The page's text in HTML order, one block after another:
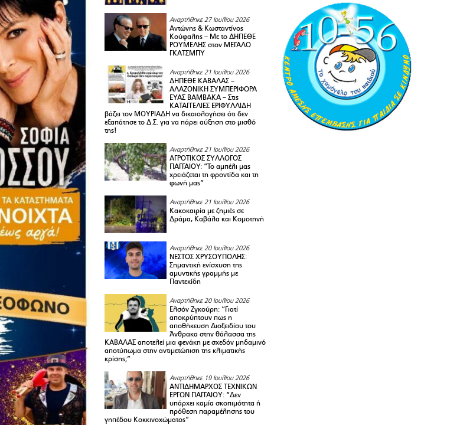
Αναρτήθηκε 27 Ιουλίου 2026
Αντώνης & Κωσταντίνος
Κούφαλης – Με το ΔΗΠΕΘΕ
ΡΟΥΜΕΛΗΣ στον ΜΕΓΑΛΟ
ΓΚΑΤΣΜΠΥ
Αναρτήθηκε 21 Ιουλίου 2026
ΔΗΠΕΘΕ ΚΑΒΑΛΑΣ –
ΑΛΑΖΟΝΙΚΗ ΣΥΜΠΕΡΙΦΟΡΑ
ΕΥΑΣ ΒΑΜΒΑΚΑ – Στις
ΚΑΤΑΓΓΕΛΙΕΣ ΕΡΙΦΥΛΛΙΔΗ
βάζει τον ΜΟΥΡΙΑΔΗ να δικαιολογήσει ότι δεν
εξαπάτησε το Δ.Σ. για να πάρει αύξηση στο μισθό
της!
Αναρτήθηκε 21 Ιουλίου 2026
ΑΓΡΟΤΙΚΟΣ ΣΥΛΛΟΓΟΣ
ΠΑΓΓΑΙΟY: “Το αμπέλι μας
χρειάζεται τη φροντίδα και τη
φωνή μας”
Αναρτήθηκε 21 Ιουλίου 2026
Κακοκαιρία με ζημιές σε
Δράμα, Καβάλα και Κομοτηνή
Αναρτήθηκε 20 Ιουλίου 2026
ΝΕΣΤΟΣ ΧΡΥΣΟΥΠΟΛΗΣ:
Σημαντική ενίσχυση της
αμυντικής γραμμής με
Παντεκίδη
Αναρτήθηκε 20 Ιουλίου 2026
Ελσόν Ζγκούρη: “Γιατί
αποκρύπτουν πως η
αποθήκευση Διοξειδίου του
Άνθρακα στην θάλασσα της
ΚΑΒΑΛΑΣ αποτελεί μια φενάκη με σχεδόν μηδαμινό
αποτύπωμα στην αντιμετώπιση της κλιματικής
κρίσης;”
Αναρτήθηκε 19 Ιουλίου 2026
ΑΝΤΙΔΗΜΑΡΧΟΣ ΤΕΧΝΙΚΩΝ
ΕΡΓΩΝ ΠΑΓΓΑΙΟΥ: “Δεν
υπάρχει καμία σκοπιμότητα ή
πρόθεση παραμέλησης του
γηπέδου Κοκκινοχώματος”